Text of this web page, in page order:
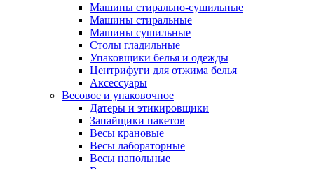
Машины стирально-сушильные
Машины стиральные
Машины сушильные
Столы гладильные
Упаковщики белья и одежды
Центрифуги для отжима белья
Аксессуары
Весовое и упаковочное
Датеры и этикировщики
Запайщики пакетов
Весы крановые
Весы лабораторные
Весы напольные